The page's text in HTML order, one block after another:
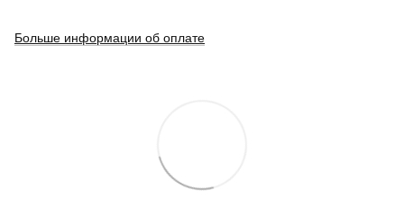
Больше информации об оплате